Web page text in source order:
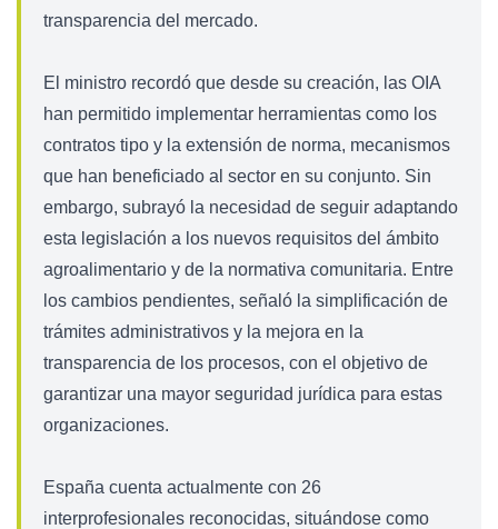
transparencia del mercado.
El ministro recordó que desde su creación, las OIA
han permitido implementar herramientas como los
contratos tipo y la extensión de norma, mecanismos
que han beneficiado al sector en su conjunto. Sin
embargo, subrayó la necesidad de seguir adaptando
esta legislación a los nuevos requisitos del ámbito
agroalimentario y de la normativa comunitaria. Entre
los cambios pendientes, señaló la simplificación de
trámites administrativos y la mejora en la
transparencia de los procesos, con el objetivo de
garantizar una mayor seguridad jurídica para estas
organizaciones.
España cuenta actualmente con 26
interprofesionales reconocidas, situándose como